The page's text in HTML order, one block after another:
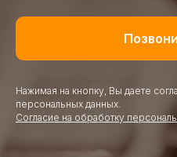
Нажимая на кнопку, Вы даете
персональных данных.
Согласие на обработку